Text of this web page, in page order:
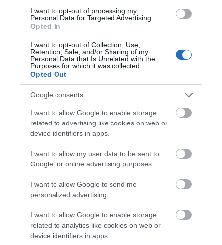
I want to opt-out of processing my
Personal Data for Targeted Advertising.
Opted In
I want to opt-out of Collection, Use,
Retention, Sale, and/or Sharing of my
Personal Data that Is Unrelated with the
Purposes for which it was collected.
Opted Out
Google consents
I want to allow Google to enable storage
related to advertising like cookies on web or
device identifiers in apps.
I want to allow my user data to be sent to
Google for online advertising purposes.
I want to allow Google to send me
personalized advertising.
I want to allow Google to enable storage
related to analytics like cookies on web or
device identifiers in apps.
Vagy elköltöznek az iskola környékéről és másutt
tanul tovább.
Azt is elő akarják írni, hogy 90 százaléknak kötelező
a középfokú nyelvvizsga megszerzése. És ha valaki
nem tudja vagy nem akarja? Ugyanis a középfokú
nyelvvizsgához emelt szintű érettségi kell, amire az
érettségire jelentkezőt nem lehet kötelezni.
A napokban újabb nehezítést tervezett a kormány: a
nyelvtanításhoz kötelező lesz a magyar pedagógiai
diploma. Tehát egy angol anyanyelvű, cambridgei
magyarországi egyetem diplomáját is. Ez az ötlet –
az anyanyelvi tanárok kizárása – nem csak a
követelmény minden iskolánál.
Csak kérdem: hogyan lesz így több idegen nyelvet
tudó magyar?
Gergely József